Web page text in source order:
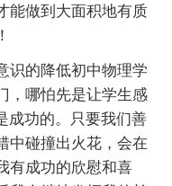
能做到大面积地有质
识的降低初中物理学
，哪怕先是让学生感
成功的。只要我们善
中碰撞出火花，会在
有成功的欣慰和喜